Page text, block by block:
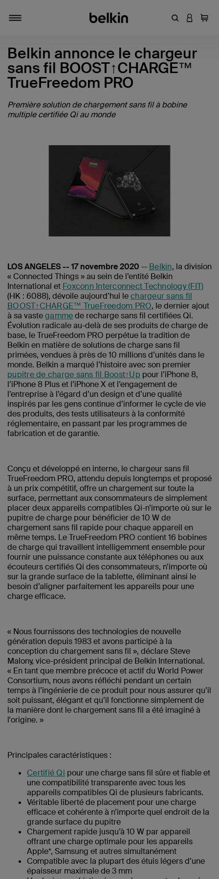
Entrez un
Belkin annonce le chargeur
sans fil BOOST↑CHARGE™
TrueFreedom PRO
Première solution de chargement sans fil à bobine
multiple certifiée Qi au monde
LOS ANGELES -- 17 novembre 2020 -- Belkin, la division
« Connected Things » au sein de l’entité Belkin
International et Foxconn Interconnect Technology (FIT)
(HK : 6088), dévoile aujourd’hui lechargeur sans fil
BOOST↑CHARGE™ TrueFreedom PRO, le dernier ajout
à sa vastegammede recharge sans fil certifiées Qi.
Évolution radicale au-delà de ses produits de charge de
base, le TrueFreedom PRO perpétue la tradition de
Belkin en matière de solutions de charge sans fil
primées, vendues à près de 10 millions d’unités dans le
monde. Belkin a marqué l’histoire avec son premier
pupitre de charge sans fil Boost↑Up pour l’iPhone 8,
l’iPhone 8 Plus et l’iPhone X et l’engagement de
l’entreprise à l’égard d’un design et d’une qualité
inspirés par les gens continue d’informer le cycle de vie
des produits, des tests utilisateurs à la conformité
réglementaire, en passant par les programmes de
fabrication et de garantie.
Conçu et développé en interne, le chargeur sans fil
TrueFreedom PRO, attendu depuis longtemps et proposé
à un prix compétitif, offre un chargement sur toute la
surface, permettant aux consommateurs de simplement
placer deux appareils compatibles Qi-n’importe où sur le
pupitre de charge pour bénéficier de 10 W de
chargement sans fil rapide pour chaque appareil en
même temps. Le TrueFreedom PRO contient 16 bobines
de charge qui travaillent intelligemment ensemble pour
fournir une puissance constante aux téléphones ou aux
écouteurs certifiés Qi des consommateurs, n’importe où
sur la grande surface de la tablette, éliminant ainsi le
besoin d’aligner parfaitement les appareils pour une
charge efficace.
« Nous fournissons des technologies de nouvelle
génération depuis 1983 et avons participé à la
conception du chargement sans fil », déclare Steve
Malony, vice-président principal de Belkin International.
« En tant que membre précoce et actif du World Power
Consortium, nous avons réfléchi pendant un certain
temps à l’ingénierie de ce produit pour nous assurer qu’il
soit puissant, élégant et qu’il fonctionne simplement de
la manière dont le chargement sans fil a été imaginé à
l'origine. »
Principales caractéristiques :
Certifié Qi pour une charge sans fil sûre et fiable et
une compatibilité transparente avec tous les
appareils compatibles Qi de plusieurs fabricants.
Véritable liberté de placement pour une charge
efficace et cohérente à n’importe quel endroit de la
grande surface du pupitre
Chargement rapide jusqu’à 10 W par appareil
offrant une charge optimale pour les appareils
Apple*, Samsung et autres simultanément
Compatible avec la plupart des étuis légers d’une
épaisseur maximale de 3 mm